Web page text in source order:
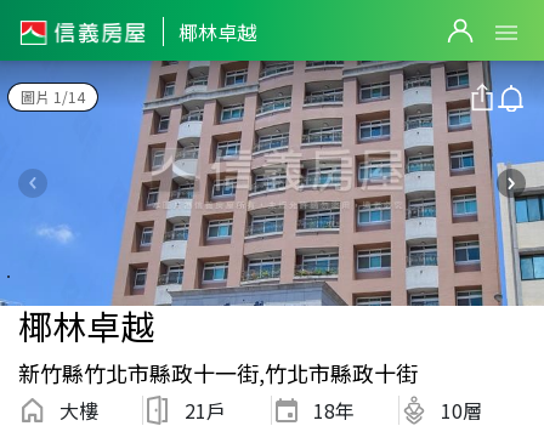
椰林卓越
圖片 1/14
椰林卓越
新竹縣竹北市縣政十一街,竹北市縣政十街
大樓 21戶 18年 10層